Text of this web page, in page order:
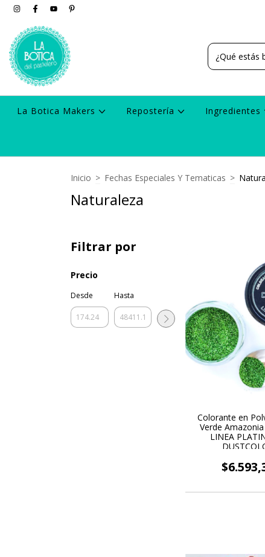
La Botica Makers Repostería Ingredientes
Inicio > Fechas Especiales Y Tematicas >
Naturaleza
Filtrar por
Precio
Desde Hasta
Colorante en
Verde
LINEA